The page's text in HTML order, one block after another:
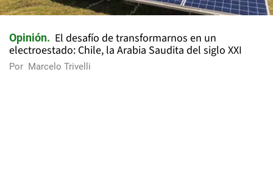
Opinión
El desafío de transformarnos en un
electroestado: Chile, la Arabia Saudita del siglo XXI
Por Marcelo Trivelli